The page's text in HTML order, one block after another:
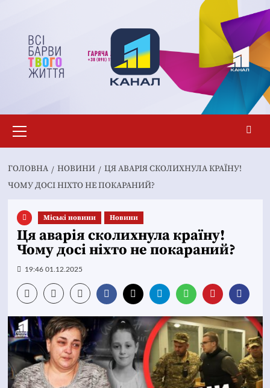
вмісту
меню
ГОЛОВНА НОВИНИ
ЦЯ АВАРІЯ СКОЛИХНУЛА КРАЇНУ!
ЧОМУ ДОСІ НІХТО НЕ ПОКАРАНИЙ?
Mіські новини Новини
Ця аварія сколихнула країну!
Чому досі ніхто не покараний?
19:46 01.12.2025